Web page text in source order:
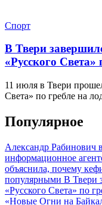
Спорт
В Твери
«Русского
11 июля в Твери
Света» по гребле на
Популярное
Александр Рабинович
информационное
объяснила, почему
популярными В Твери
«Русского Света» по
«Новые Огни на